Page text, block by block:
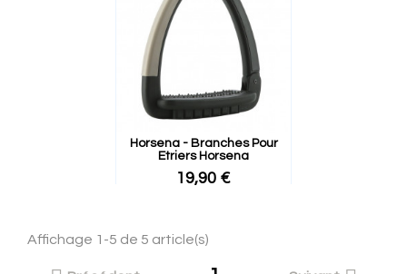
Horsena - Branches Pour
Etriers Horsena
19,90 €
Affichage 1-5 de 5 article(s)